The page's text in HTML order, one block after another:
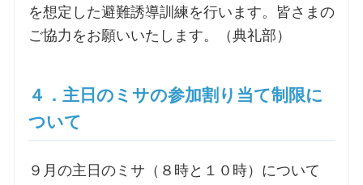
を想定した避難誘導訓練を行います。皆さまの
ご協力をお願いいたします。（典礼部）
４．主日のミサの参加割り当て制限に
ついて
９月の主日のミサ（８時と１０時）について